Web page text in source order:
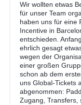
Wir wollten etwas
für unser Team
haben uns für eine
Incentive in
entschieden.
ehrlich gesagt
wegen der
einer großen
schon ab dem
uns Global‑Tickets
abgenommen:
Zugang, Transfers,